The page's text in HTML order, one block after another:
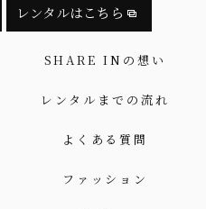
レンタルはこちら
SHARE INの想い
レンタルまでの流れ
よくある質問
ファッション